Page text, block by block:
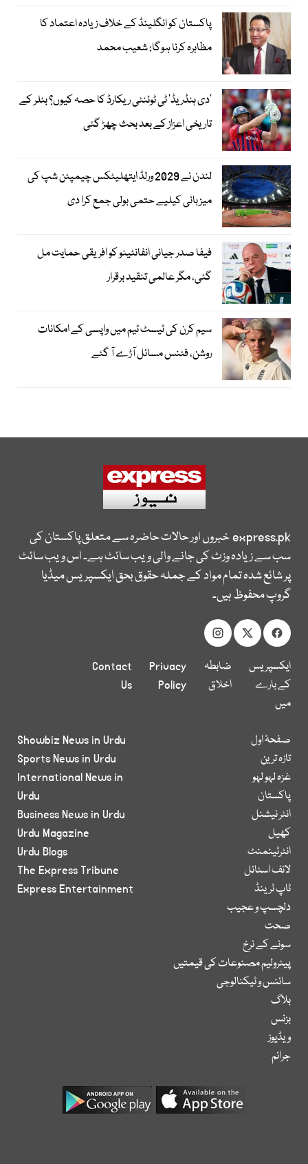
پاکستان کو انگلینڈ کے خلاف زیادہ اعتماد کا
مظاہرہ کرنا ہوگا: شعیب محمد
’دی ہنڈریڈ‘ ٹی ٹوئنٹی ریکارڈ کا حصہ کیوں؟ بٹلر کے
تاریخی اعزاز کے بعد بحث چھڑ گئی
لندن نے 2029 ورلڈ ایتھلیٹکس چیمپئن شپ کی
میزبانی کیلیے حتمی بولی جمع کرا دی
فیفا صدر جیانی انفانٹینو کو افریقی حمایت مل
گئی، مگر عالمی تنقید برقرار
سیم کرن کی ٹیسٹ ٹیم میں واپسی کے امکانات
روشن، فٹنس مسائل آڑے آ گئے
express.pkخبروں اور حالات حاضرہ سے متعلق پاکستان کی
سب سے زیادہ وزٹ کی جانے والی ویب سائٹ ہے۔ اس ویب سائٹ
پر شائع شدہ تمام مواد کے جملہ حقوق بحق ایکسپریس میڈیا
گروپ محفوظ ہیں۔
ایکسپریس
کے بارے
میں
ضابطہ
اخلاق
Privacy
Policy
Contact
Us
صفحۂ اول
تازہ ترین
غزہ لہو لہو
پاکستان
انٹر نیشنل
کھیل
انٹرٹینمنٹ
لائف اسٹائل
ٹاپ ٹرینڈ
دلچسپ و عجیب
صحت
سونے کے نرخ
پیٹرولیم مصنوعات کی قیمتیں
سائنس و ٹیکنالوجی
بلاگ
بزنس
ویڈیوز
جرائم
Showbiz News in Urdu
Sports News in Urdu
International News in
Urdu
Business News in Urdu
Urdu Magazine
Urdu Blogs
The Express Tribune
Express Entertainment